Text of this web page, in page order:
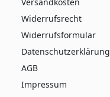
Widerrufsrecht
Widerrufsformular
Datenschutzerklärung
AGB
Impressum